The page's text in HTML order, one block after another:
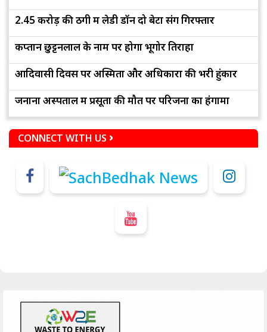
2.45 करोड़ की ठगी में लेडी डॉन दो बेटों संग गिरफ्तार
कप्तान छुट्टनलाल के नाम पर होगा भूगोर तिराहा
आदिवासी दिवस पर अस्मिता और अधिकारों की भरी हुंकार
जनाना अस्पताल में प्रसूता की मौत पर परिजनों का हंगामा
CONNECT WITH US